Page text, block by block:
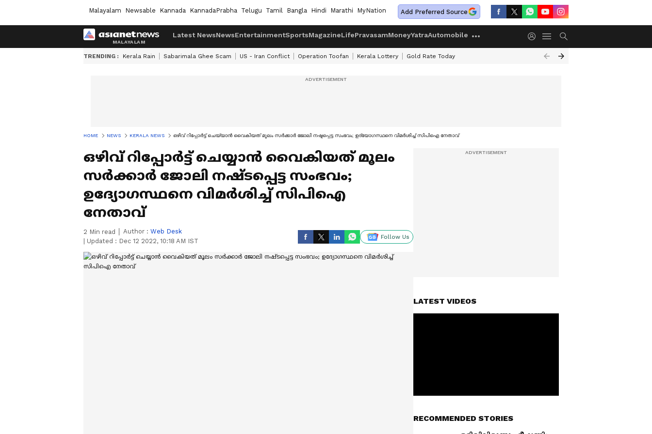
Malayalam Newsable Kannada KannadaPrabha Telugu Tamil Bangla Hindi Marathi MyNation Add Preferred Source
Latest NewsNewsEntertainmentSportsMagazineLifePravasamMoneyYatraAutomobile
TRENDING : Kerala Rain Sabarimala Ghee Scam US - Iran Conflict Operation Toofan Kerala Lottery Gold Rate Today
HOME NEWS KERALA NEWS ഒഴിവ് റിപ്പോർട്ട് ചെയ്യാൻ വൈകിയത് മൂലം സർക്കാർ ജോലി നഷ്ടപ്പെട്ട സംഭവം; ഉദ്യോഗസ്ഥനെ വിമർശിച്ച് സിപിഐ നേതാവ്
ഒഴിവ് റിപ്പോർട്ട് ചെയ്യാൻ വൈകിയത് മൂലം
സർക്കാർ ജോലി നഷ്ടപ്പെട്ട സംഭവം;
ഉദ്യോഗസ്ഥനെ വിമർശിച്ച് സിപിഐ
നേതാവ്
2 Min read Author : Web Desk
Updated : Dec 12 2022, 10:18 AM IST
Follow Us
LATEST VIDEOS
RECOMMENDED STORIES